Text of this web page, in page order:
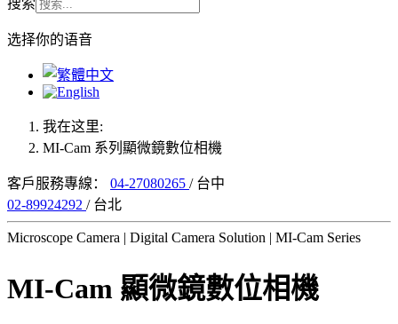
搜索
选择你的语音
我在这里:
MI-Cam 系列顯微鏡數位相機
客戶服務專線： 04-27080265 / 台中
02-89924292 / 台北
Microscope Camera | Digital Camera Solution | MI-Cam Series
MI-Cam 顯微鏡數位相機